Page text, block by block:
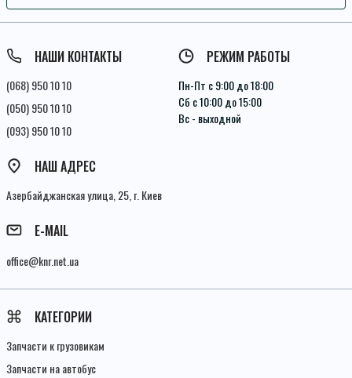
Условия соглашения
НАШИ КОНТАКТЫ
(068) 950 10 10
(050) 950 10 10
(093) 950 10 10
РЕЖИМ РАБОТЫ
Пн-Пт с 9:00 до 18:00
Сб с 10:00 до 15:00
Вс - выходной
НАШ АДРЕС
Азербайджанская улица, 25, г. Киев
E-MAIL
office@knr.net.ua
КАТЕГОРИИ
Запчасти к грузовикам
Запчасти на автобус